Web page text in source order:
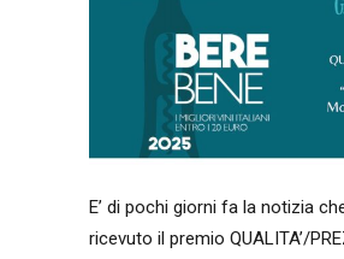
E’ di pochi giorni fa la notizia
ricevuto il premio QUALITA’/